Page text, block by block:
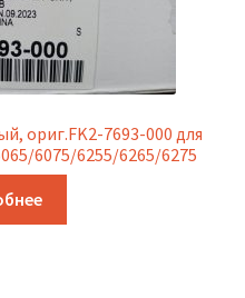
ориг.FK2-7693-000 для
6075/6255/6265/6275